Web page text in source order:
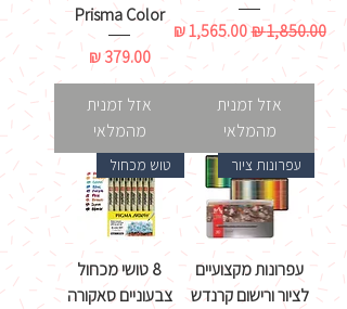
מחיר רגיל‏1,850.00 ‏₪ מחיר מבצע‏1,565.00 ‏₪
אזל זמנית
מהמלאי
Prisma Color
מחיר‏379.00 ‏₪
אזל זמנית
מהמלאי
עפרונות ציור
עפרונות מקצועיים
לציור ורישום קרנדש
טוש מכחול
8 טושי מכחול
צבעוניים סאקורה